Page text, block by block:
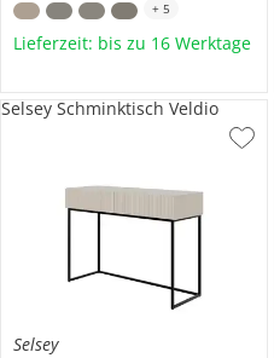
+ 5
Lieferzeit: bis zu 16 Werktage
Selsey
Selsey Schminktisch Veldio